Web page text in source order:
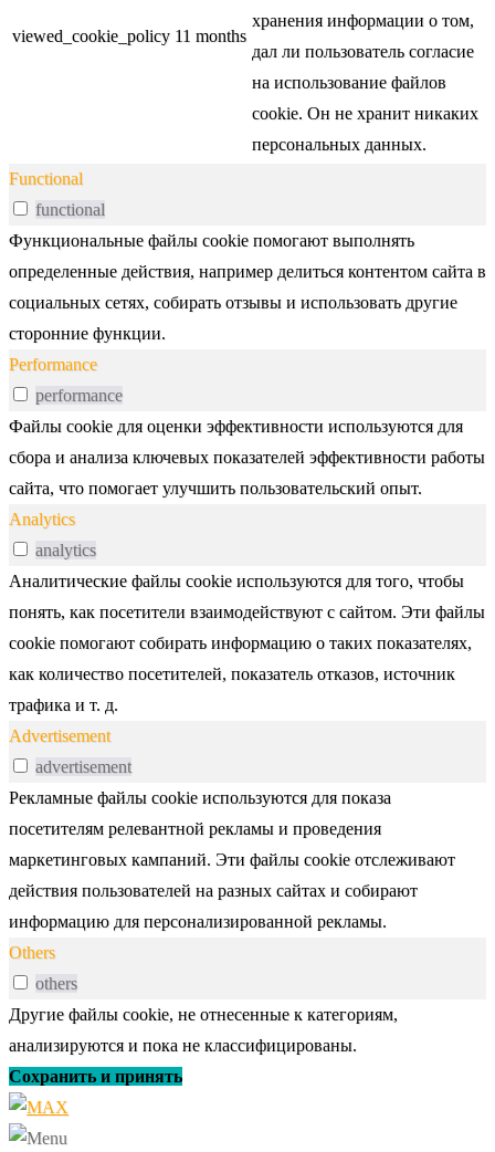
viewed_cookie_policy 11 months
хранения информации о том,
дал ли пользователь согласие
на использование файлов
cookie. Он не хранит никаких
персональных данных.
Functional
functional
Функциональные файлы cookie помогают выполнять
определенные действия, например делиться контентом сайта в
социальных сетях, собирать отзывы и использовать другие
сторонние функции.
Performance
performance
Файлы cookie для оценки эффективности используются для
сбора и анализа ключевых показателей эффективности работы
сайта, что помогает улучшить пользовательский опыт.
Analytics
analytics
Аналитические файлы cookie используются для того, чтобы
понять, как посетители взаимодействуют с сайтом. Эти файлы
cookie помогают собирать информацию о таких показателях,
как количество посетителей, показатель отказов, источник
трафика и т. д.
Advertisement
advertisement
Рекламные файлы cookie используются для показа
посетителям релевантной рекламы и проведения
маркетинговых кампаний. Эти файлы cookie отслеживают
действия пользователей на разных сайтах и собирают
информацию для персонализированной рекламы.
Others
others
Другие файлы cookie, не отнесенные к категориям,
анализируются и пока не классифицированы.
Сохранить и принять